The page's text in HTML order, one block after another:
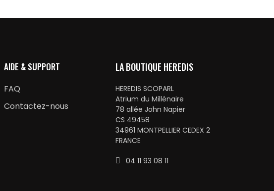
AIDE & SUPPORT
FAQ
Contactez-nous
LA BOUTIQUE HEREDIS
HEREDIS SCOPARL
Atrium du Millénaire
78 allée John Napier
CS 49458
34961 MONTPELLIER CEDEX 2
FRANCE
04 11 93 08 11